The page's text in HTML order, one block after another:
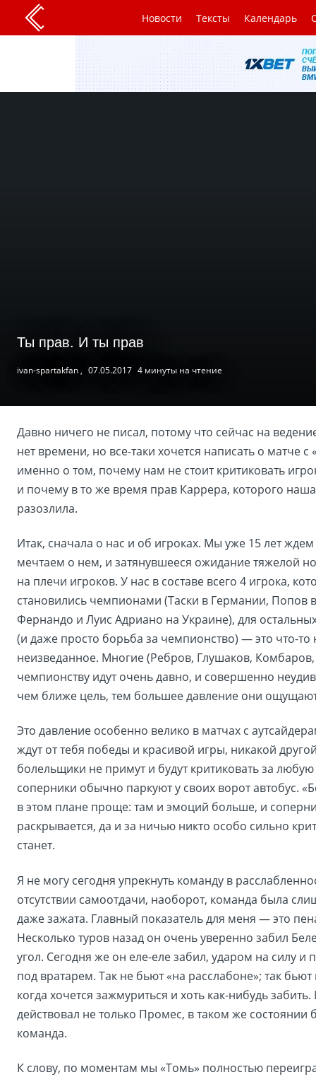
Новости Тексты Календарь
Ты прав. И ты прав
ivan-spartakfan , 07.05.2017 4 минуты на чтение
Давно ничего не писал, потому что сейчас на
нет времени, но все-таки хочется написать о матче с
именно о том, почему нам не стоит критиковать
и почему в то же время прав Каррера, которого
разозлила.
Итак, сначала о нас и об игроках. Мы уже 15 лет
мечтаем о нем, и затянувшееся ожидание тяжелой
на плечи игроков. У нас в составе всего 4 игрока,
становились чемпионами (Таски в Германии, Попов
Фернандо и Луис Адриано на Украине), для
(и даже просто борьба за чемпионство) — это что-то
неизведанное. Многие (Ребров, Глушаков,
чемпионству идут очень давно, и совершенно
чем ближе цель, тем большее давление они
Это давление особенно велико в матчах с
ждут от тебя победы и красивой игры, никакой
болельщики не примут и будут критиковать за
соперники обычно паркуют у своих ворот автобус.
в этом плане проще: там и эмоций больше, и
раскрывается, да и за ничью никто особо сильно
станет.
Я не могу сегодня упрекнуть команду в
отсутствии самоотдачи, наоборот, команда была
даже зажата. Главный показатель для меня — это
Несколько туров назад он очень уверенно забил
угол. Сегодня же он еле-еле забил, ударом на силу и
под вратарем. Так не бьют «на расслабоне»; так
когда хочется зажмуриться и хоть как-нибудь забить.
действовал не только Промес, в таком же состоянии
команда.
К слову, по моментам мы «Томь» полностью